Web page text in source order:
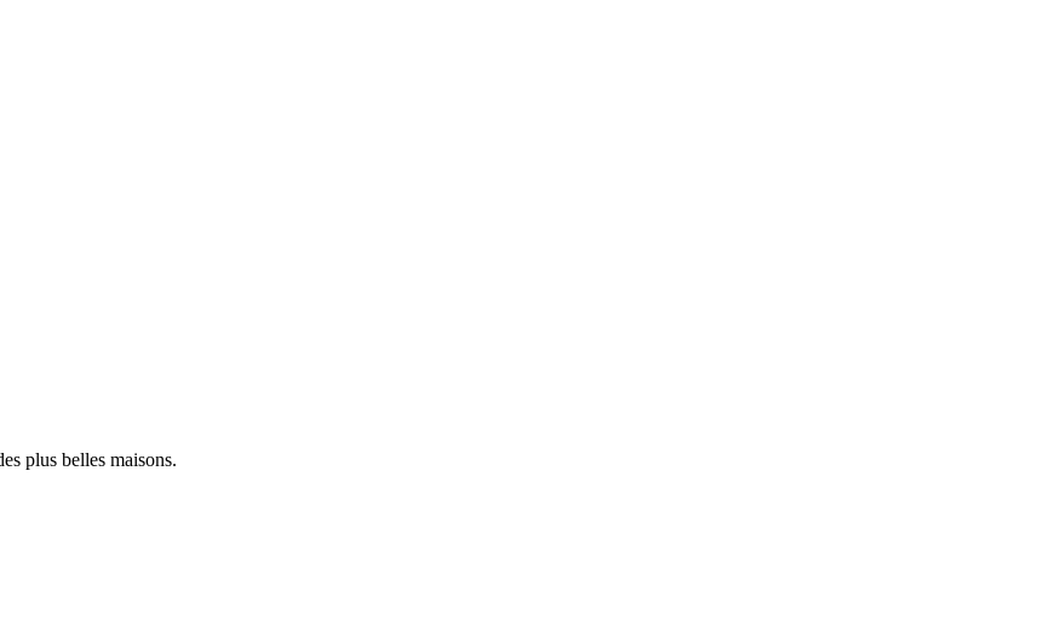
plus belles maisons.